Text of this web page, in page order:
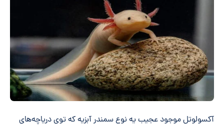
آکسولوتل موجود عجیب یه نوع سمندر آبزیه که توی دریاچه‌های